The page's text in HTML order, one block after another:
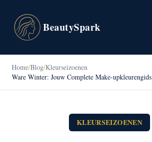
BeautySpark
Home/Blog/Kleurseizoenen
Ware Winter: Jouw Complete Make-upkleurengids
KLEURSEIZOENEN